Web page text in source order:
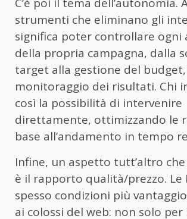
C’è poi il tema dell’autonomia.
strumenti che eliminano gli
significa poter controllare ogni
della propria campagna, dalla
target alla gestione del
monitoraggio dei risultati. Chi
così la possibilità di intervenire
direttamente, ottimizzando le
base all’andamento in tempo
Infine, un aspetto tutt’altro
è il rapporto qualità/prezzo. Le
spesso condizioni più
ai colossi del web: non solo per